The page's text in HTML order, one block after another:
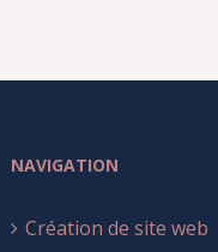
NAVIGATION
Création de site web